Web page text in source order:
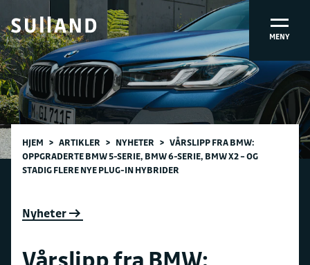
MENY
HJEM > ARTIKLER > NYHETER > VÅRSLIPP FRA BMW:
OPPGRADERTE BMW 5-SERIE, BMW 6-SERIE, BMW X2 – OG
STADIG FLERE NYE PLUG-IN HYBRIDER
Nyheter
Vårslipp fra BMW: